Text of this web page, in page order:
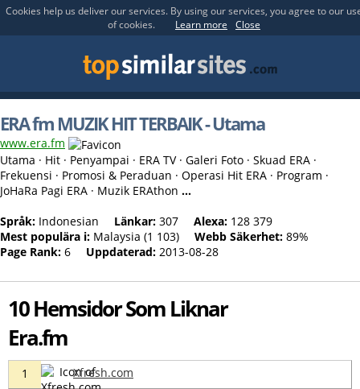
Cookies help us deliver our services. By using our services, you agree to our
of cookies.
Learn more Close
ERA fm MUZIK HIT TERBAIK - Utama
www.era.fm
Utama · Hit · Penyampai · ERA TV · Galeri Foto · Skuad ERA ·
Frekuensi · Promosi & Peraduan · Operasi Hit ERA · Program ·
JoHaRa Pagi ERA · Muzik ERAthon ...
Språk: Indonesian Länkar: 307 Alexa: 128 379
Mest populära i: Malaysia (1 103) Webb Säkerhet: 89%
Page Rank: 6 Uppdaterad: 2013-08-28
10 Hemsidor Som Liknar
Era.fm
1 Xfresh.com